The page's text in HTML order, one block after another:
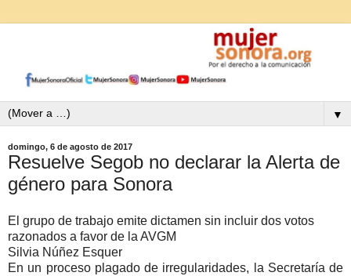
▼
domingo, 6 de agosto de 2017
Resuelve Segob no declarar la Alerta de
género para Sonora
El grupo de trabajo emite dictamen sin incluir dos votos
razonados a favor de la AVGM
Silvia Núñez Esquer
En un proceso plagado de irregularidades, la Secretaría de